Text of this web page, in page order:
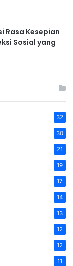
Rasa Kesepian
Sosial yang
32
30
21
19
17
14
13
12
12
11